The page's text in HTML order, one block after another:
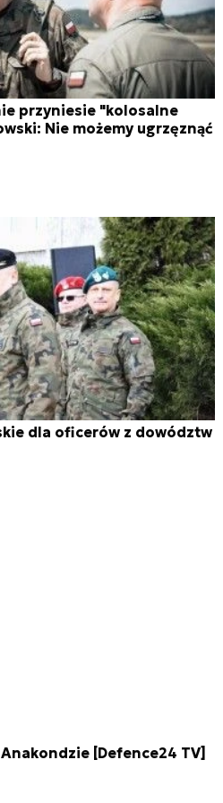
przyniesie "kolosalne
Nie możemy ugrzęznąć
dla oficerów z dowództw
[Defence24 TV]